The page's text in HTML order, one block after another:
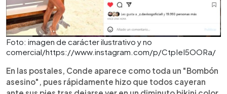
Foto: imagen de carácter ilustrativo y no
comercial/https://www.instagram.com/p/CtpIeI5OORa/
En las postales, Conde aparece como toda un "Bombón
asesino", pues rápidamente hizo que todos cayeran